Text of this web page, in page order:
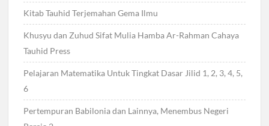
Kitab Tauhid Terjemahan Gema Ilmu
Khusyu dan Zuhud Sifat Mulia Hamba Ar-Rahman Cahaya
Tauhid Press
Pelajaran Matematika Untuk Tingkat Dasar Jilid 1, 2, 3, 4, 5,
6
Pertempuran Babilonia dan Lainnya, Menembus Negeri